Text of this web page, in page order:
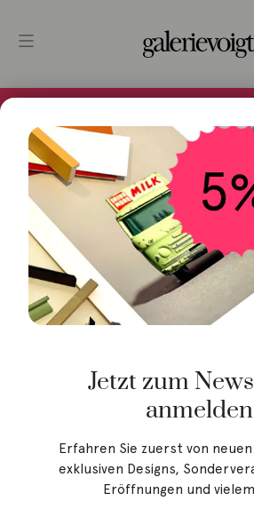
Versandfertig! 5% Bei
Jetzt zum
anmelden
Erfahren Sie zuerst von
exklusiven Designs,
Eröffnungen und